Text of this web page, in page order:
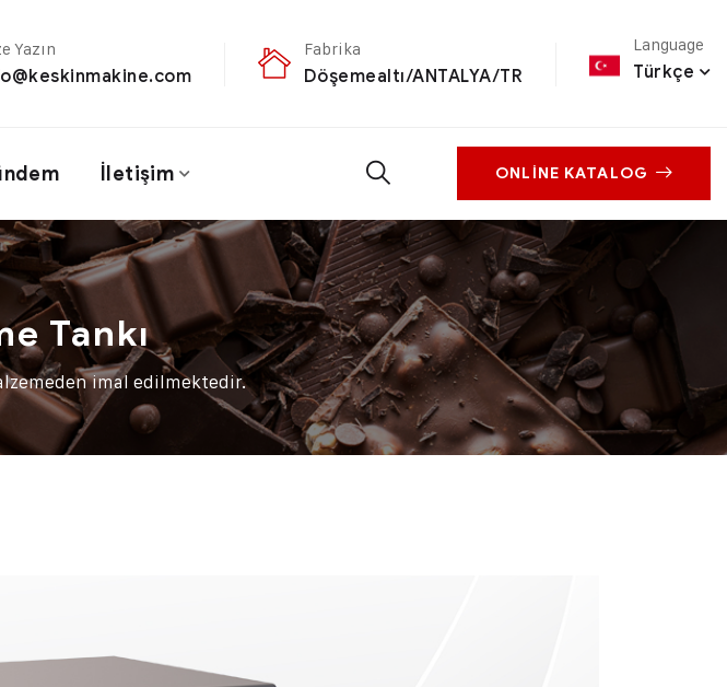
Yazın
Fabrika
Döşemealtı/ANTALYA/TR
Language
Türkçe
İletişim ONLINE KATALOG
Tankı
imal edilmektedir.